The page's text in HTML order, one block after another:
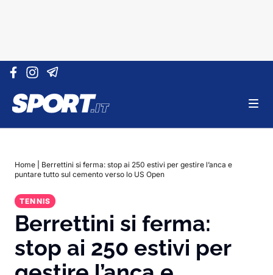
Vai al contenuto
Home
Berrettini si ferma: stop ai 250 estivi per gestire l’anca e
puntare tutto sul cemento verso lo US Open
TENNIS
Berrettini si ferma:
stop ai 250 estivi per